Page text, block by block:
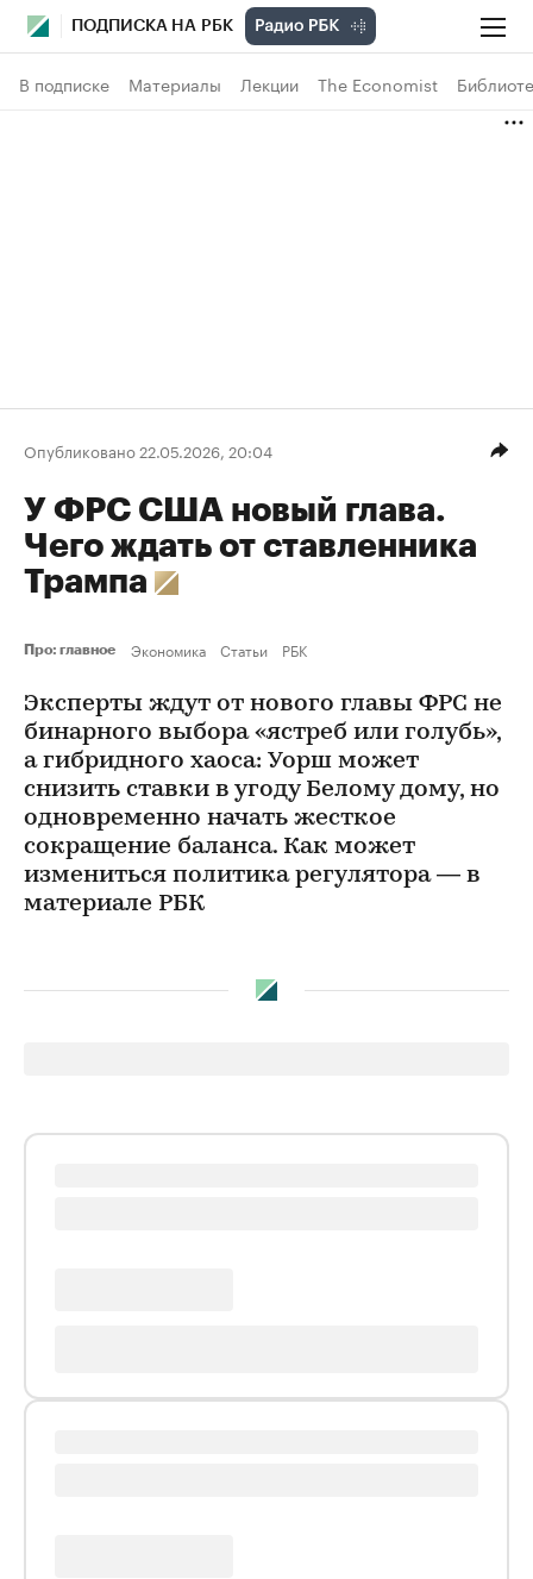
ПОДПИСКА НА РБК
В подписке Материалы Лекции The Economist
Опубликовано 22.05.2026, 20:04
У ФРС США новый глава.
Чего ждать от ставленника
Трампа
Про: главное Экономика Статьи РБК
Эксперты ждут от нового главы ФРС не
бинарного выбора «ястреб или голубь»,
а гибридного хаоса: Уорш может
снизить ставки в угоду Белому дому, но
одновременно начать жесткое
сокращение баланса. Как может
измениться политика регулятора — в
материале РБК